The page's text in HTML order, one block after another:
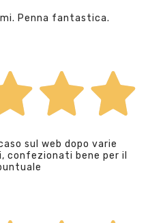
Penna fantastica.
sul web dopo varie
bene per il